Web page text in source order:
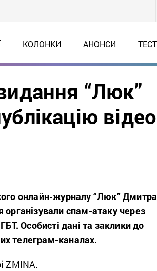
КОЛОНКИ АНОНСИ
“Люк”
відео
онлайн-журналу “Люк” Дмитра
спам-атаку через
Особисті дані та заклики до
телеграм-каналах.
ZMINA.